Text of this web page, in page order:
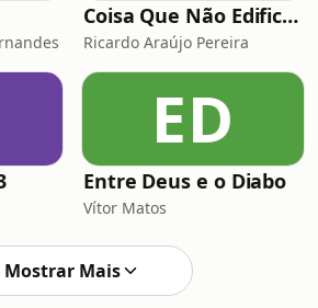
Coisa Que Não Edifica Nem Destrói
Ricardo Araújo Pereira
ED
Entre Deus e o Diabo
Vítor Matos
Mostrar Mais